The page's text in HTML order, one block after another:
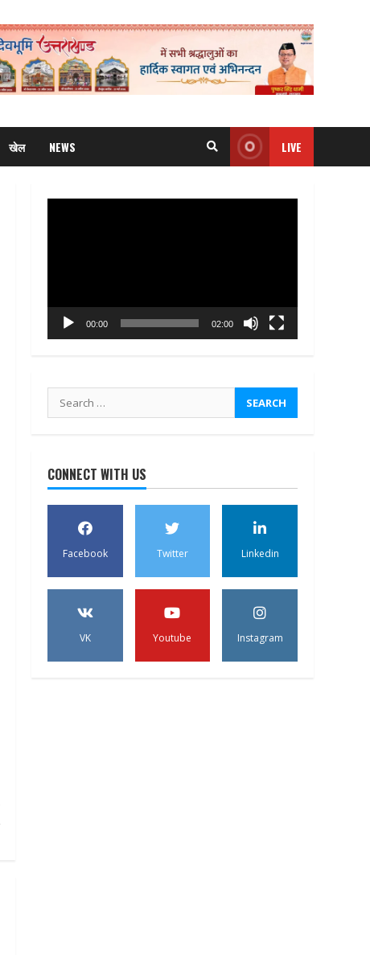
खेल NEWS LIVE
00:00 02:00
Search
for:
CONNECT WITH US
Facebook Twitter Linkedin
VK Youtube Instagram